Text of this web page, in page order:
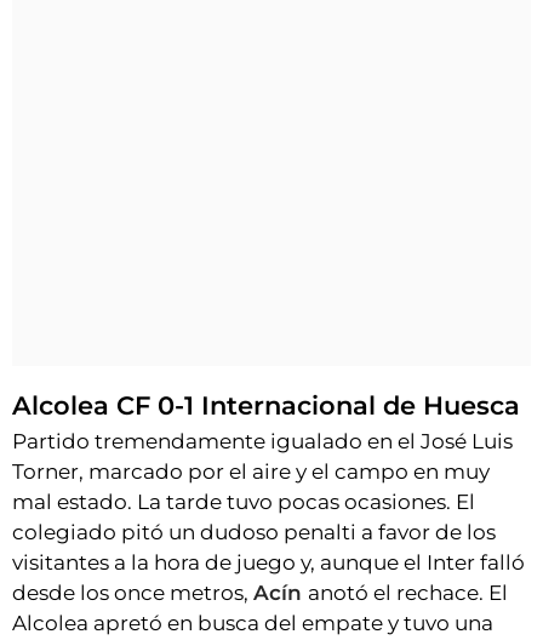
Alcolea CF 0-1 Internacional de Huesca
Partido tremendamente igualado en el José Luis
Torner, marcado por el aire y el campo en muy
mal estado. La tarde tuvo pocas ocasiones. El
colegiado pitó un dudoso penalti a favor de los
visitantes a la hora de juego y, aunque el Inter falló
desde los once metros, Acín anotó el rechace. El
Alcolea apretó en busca del empate y tuvo una